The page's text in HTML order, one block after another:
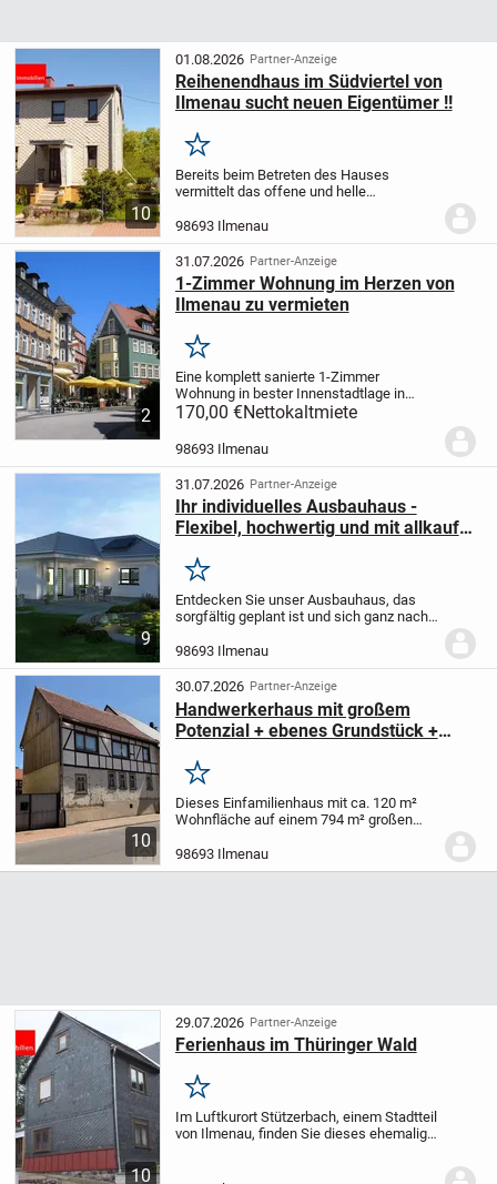
10
01.08.2026 Partner-Anzeige
Reihenendhaus im Südviertel von
Ilmenau sucht neuen Eigentümer !!
Merken
Bereits beim Betreten des Hauses
vermittelt das offene und helle
Wohngefühl. Die großzügige
Raumgestaltung schafft eine freundliche
Atmosphäre mit viel Tageslicht.
98693 Ilmenau
2
31.07.2026 Partner-Anzeige
1-Zimmer Wohnung im Herzen von
Ilmenau zu vermieten
Merken
Eine komplett sanierte 1-Zimmer
Wohnung in bester Innenstadtlage in
Ilmenau steht ab sofort zur Miete zur
Wohneinheiten befindet sich in ruhiger
170,00 €Nettokaltmiete
98693 Ilmenau
9
31.07.2026 Partner-Anzeige
Ihr individuelles Ausbauhaus -
Flexibel, hochwertig und mit allkauf
Merken
Entdecken Sie unser Ausbauhaus, das
sorgfältig geplant ist und sich ganz nach
Dieses Projekt verbindet moderne
Bauweise mit flexiblen
Ausbaumöglichkeiten, sodass...
98693 Ilmenau
10
30.07.2026 Partner-Anzeige
Handwerkerhaus mit großem
Potenzial + ebenes Grundstück +
Angstedt
Merken
Dieses Einfamilienhaus mit ca. 120 m²
Wohnfläche auf einem 794 m² großen
für alle, die ihre eigenen Wohnideen
verwirklichen möchten. Das Haus verfügt
98693 Ilmenau
10
29.07.2026 Partner-Anzeige
Ferienhaus im Thüringer Wald
Merken
Im Luftkurort Stützerbach, einem Stadtteil
von Ilmenau, finden Sie dieses ehemalige